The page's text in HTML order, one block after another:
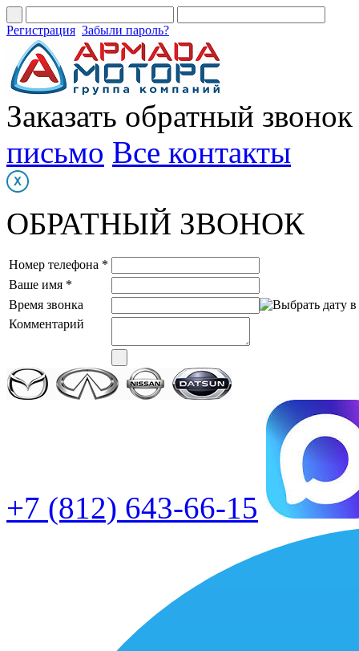
Регистрация Забыли пароль?
Заказать обратный звонок
письмо Все контакты
ОБРАТНЫЙ ЗВОНОК
Номер телефона *
Ваше имя *
Время звонка
Комментарий
+7 (812) 643-66-15